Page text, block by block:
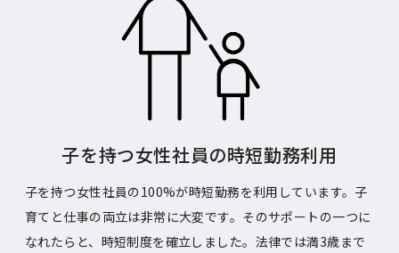
子を持つ女性社員の時短勤務利用
子を持つ女性社員の100%が時短勤務を利用しています。子
育てと仕事の両立は非常に大変です。そのサポートの一つに
なれたらと、時短制度を確立しました。法律では満3歳まで